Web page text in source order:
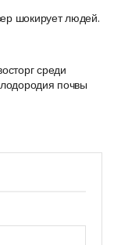
шокирует людей.
среди
почвы